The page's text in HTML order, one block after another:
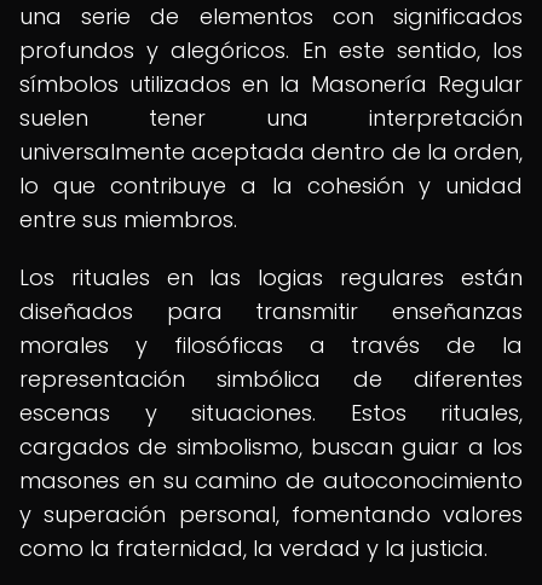
una serie de elementos con significados
profundos y alegóricos. En este sentido, los
símbolos utilizados en la Masonería Regular
suelen tener una interpretación
universalmente aceptada dentro de la orden,
lo que contribuye a la cohesión y unidad
entre sus miembros.
Los rituales en las logias regulares están
diseñados para transmitir enseñanzas
morales y filosóficas a través de la
representación simbólica de diferentes
escenas y situaciones. Estos rituales,
cargados de simbolismo, buscan guiar a los
masones en su camino de autoconocimiento
y superación personal, fomentando valores
como la fraternidad, la verdad y la justicia.